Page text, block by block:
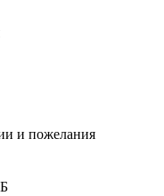
и пожелания